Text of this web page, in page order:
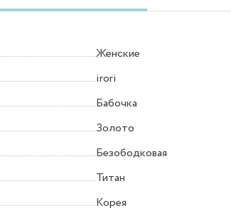
Женские
irori
Бабочка
Золото
Безободковая
Титан
Корея